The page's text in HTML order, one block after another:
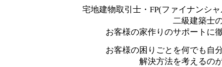
宅地建物取引士・FP(ファイナンシ
二級建築士
お客様の家作りのサポートに
お客様の困りごとを何でも自
解決方法を考えるの